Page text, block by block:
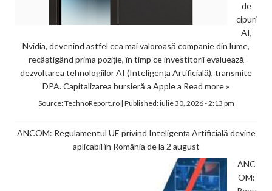
de
cipuri
AI,
Nvidia, devenind astfel cea mai valoroasă companie din lume,
recâștigând prima poziție, în timp ce investitorii evaluează
dezvoltarea tehnologiilor AI (Inteligența Artificială), transmite
DPA. Capitalizarea bursieră a Apple a Read more »
Source:TechnoReport.ro| Published:iulie 30, 2026 - 2:13 pm
ANCOM: Regulamentul UE privind Inteligența Artificială devine
aplicabil în România de la 2 august
ANC
OM: